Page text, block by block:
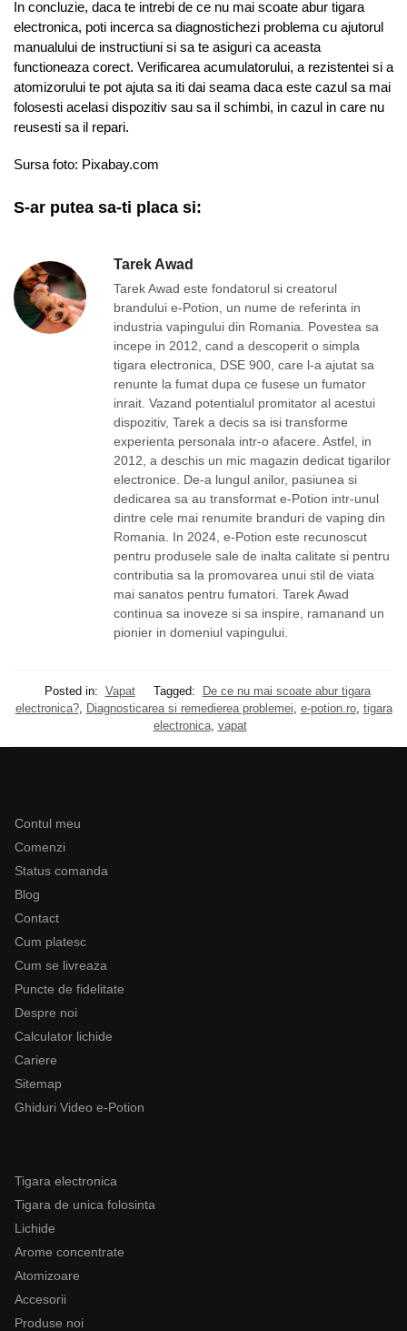
In concluzie, daca te intrebi de ce nu mai scoate abur tigara
electronica, poti incerca sa diagnostichezi problema cu ajutorul
manualului de instructiuni si sa te asiguri ca aceasta
functioneaza corect. Verificarea acumulatorului, a rezistentei si a
atomizorului te pot ajuta sa iti dai seama daca este cazul sa mai
folosesti acelasi dispozitiv sau sa il schimbi, in cazul in care nu
reusesti sa il repari.
Sursa foto: Pixabay.com
S-ar putea sa-ti placa si:
Tarek Awad
Tarek Awad este fondatorul si creatorul
brandului e-Potion, un nume de referinta in
industria vapingului din Romania. Povestea sa
incepe in 2012, cand a descoperit o simpla
tigara electronica, DSE 900, care l-a ajutat sa
renunte la fumat dupa ce fusese un fumator
inrait. Vazand potentialul promitator al acestui
dispozitiv, Tarek a decis sa isi transforme
experienta personala intr-o afacere. Astfel, in
2012, a deschis un mic magazin dedicat tigarilor
electronice. De-a lungul anilor, pasiunea si
dedicarea sa au transformat e-Potion intr-unul
dintre cele mai renumite branduri de vaping din
Romania. In 2024, e-Potion este recunoscut
pentru produsele sale de inalta calitate si pentru
contributia sa la promovarea unui stil de viata
mai sanatos pentru fumatori. Tarek Awad
continua sa inoveze si sa inspire, ramanand un
pionier in domeniul vapingului.
Posted in: Vapat Tagged:
De ce nu mai scoate abur tigara
electronica?, Diagnosticarea si remedierea problemei e-potion.ro, tigara
electronica, vapat
Contul meu
Comenzi
Status comanda
Blog
Contact
Cum platesc
Cum se livreaza
Puncte de fidelitate
Despre noi
Calculator lichide
Cariere
Sitemap
Ghiduri Video e-Potion
Tigara electronica
Tigara de unica folosinta
Lichide
Arome concentrate
Atomizoare
Accesorii
Produse noi